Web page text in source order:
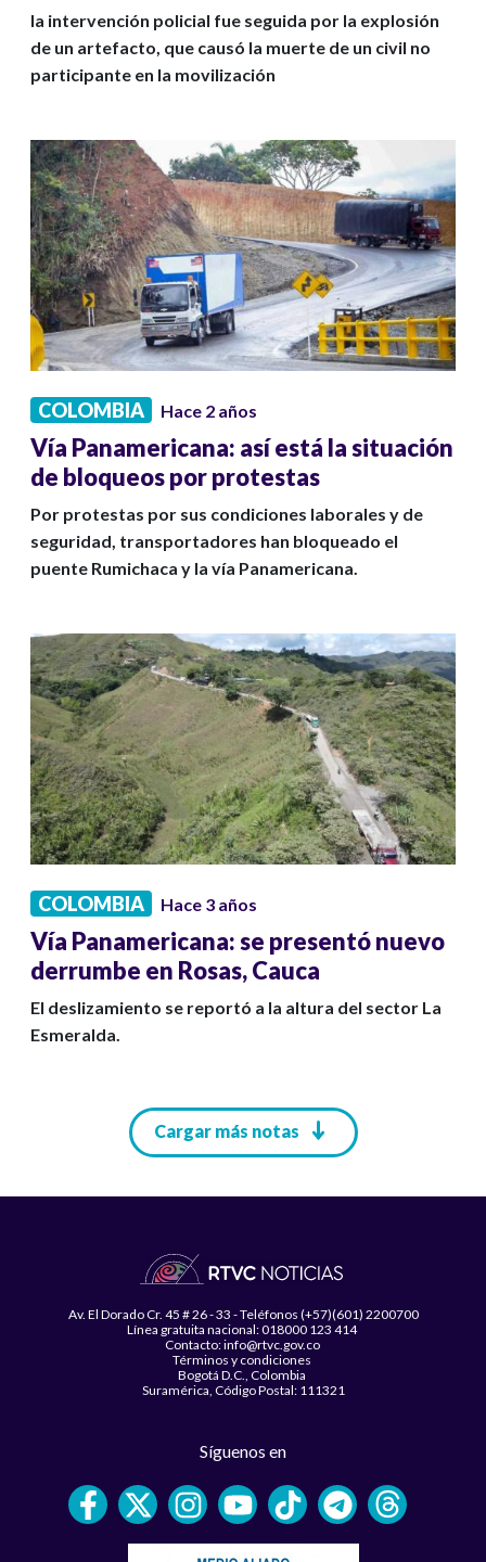
la intervención policial fue seguida por la explosión
de un artefacto, que causó la muerte de un civil no
participante en la movilización
COLOMBIA Hace 2 años
Vía Panamericana: así está la situación
de bloqueos por protestas
Por protestas por sus condiciones laborales y de
seguridad, transportadores han bloqueado el
puente Rumichaca y la vía Panamericana.
COLOMBIA Hace 3 años
Vía Panamericana: se presentó nuevo
derrumbe en Rosas, Cauca
El deslizamiento se reportó a la altura del sector La
Esmeralda.
Cargar más notas
Av. El Dorado Cr. 45 # 26 - 33 - Teléfonos (+57)(601) 2200700
Línea gratuita nacional: 018000 123 414
Contacto: info@rtvc.gov.co
Términos y condiciones
Bogotá D.C., Colombia
Suramérica, Código Postal: 111321
Síguenos en